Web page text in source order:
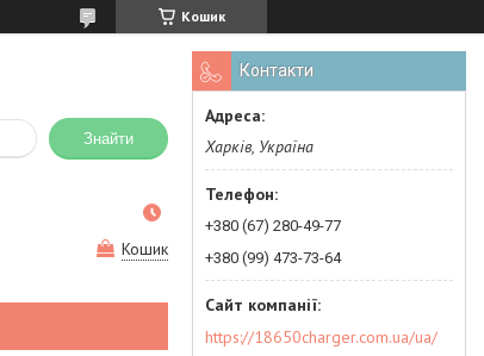
Кошик
Знайти
Кошик
Контакти
Харків, Україна
+380 (67) 280-49-77
+380 (99) 473-73-64
https://18650charger.com.ua/ua/